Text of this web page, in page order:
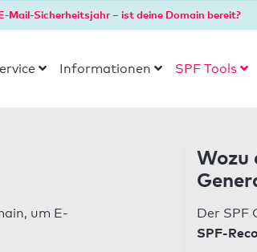
Mail-Sicherheitsjahr – ist deine Domain bereit?
Informationen SPF Tools
um E-
Wozu
Der SPF
SPF-